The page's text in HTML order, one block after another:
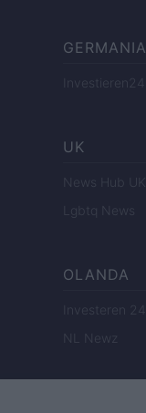
GERMANIA
Investieren24
UK
News Hub UK
Lgbtq News
OLANDA
Investeren 24
NL Newz